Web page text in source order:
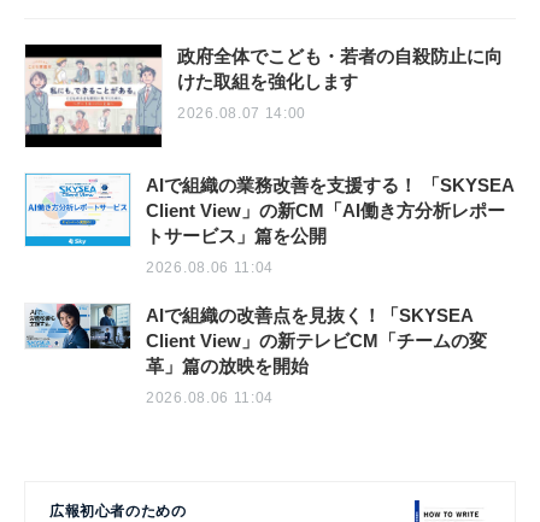
政府全体でこども・若者の自殺防止に向
けた取組を強化します
2026.08.07 14:00
AIで組織の業務改善を支援する！ 「SKYSEA
Client View」の新CM「AI働き方分析レポー
トサービス」篇を公開
2026.08.06 11:04
AIで組織の改善点を見抜く！「SKYSEA
Client View」の新テレビCM「チームの変
革」篇の放映を開始
2026.08.06 11:04
広報初心者のための